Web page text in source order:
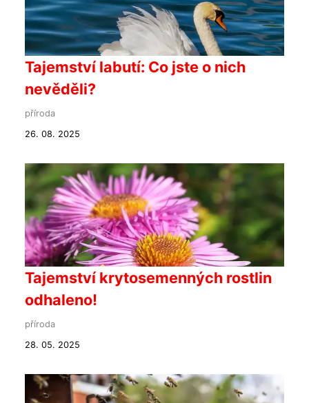
Tajemství labutí: Co jste o nich
nevěděli?
příroda
26. 08. 2025
Tajemství krytosemenných rostlin
odhaleno!
příroda
28. 05. 2025